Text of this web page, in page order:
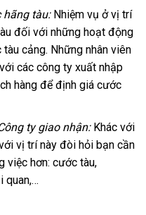
hãng tàu:Nhiệm vụ ở vị trí
đối với những hoạt động
cảng. Những nhân viên
các công ty xuất nhập
hàng để định giá cước
ty giao nhận:Khác với
vị trí này đòi hỏi bạn cần
việc hơn: cước tàu,
quan,…